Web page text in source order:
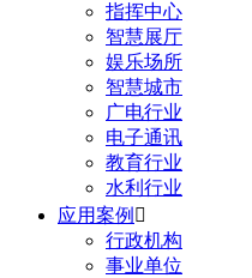
指挥中心
智慧展厅
娱乐场所
智慧城市
广电行业
电子通讯
教育行业
水利行业
应用案例 
行政机构
事业单位